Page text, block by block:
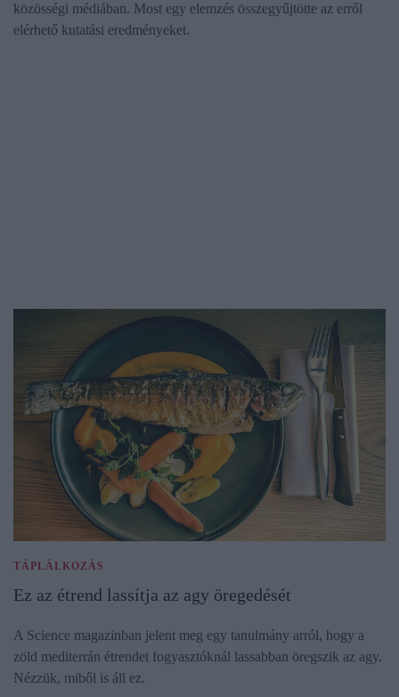
közösségi médiában. Most egy elemzés összegyűjtötte az erről
elérhető kutatási eredményeket.
TÁPLÁLKOZÁS
Ez az étrend lassítja az agy öregedését
A Science magazinban jelent meg egy tanulmány arról, hogy a
zöld mediterrán étrendet fogyasztóknál lassabban öregszik az agy.
Nézzük, miből is áll ez.